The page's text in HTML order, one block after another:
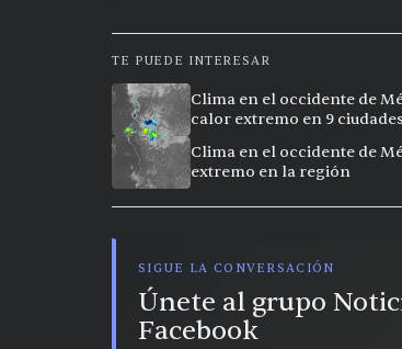
TE PUEDE INTERESAR
Clima en el occidente de
calor extremo en 9 ciudades
Clima en el occidente de
extremo en la región
SIGUE LA CONVERSACIÓN
Únete al grupo
Facebook